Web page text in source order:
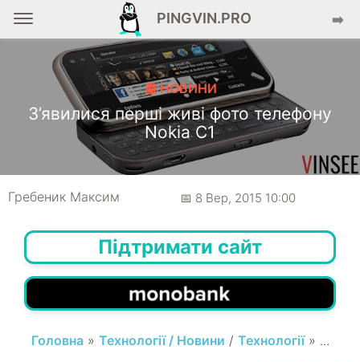
PINGVIN.PRO ➡️
📰 НОВИНИ
З’явилися перші живі фото телефону
Nokia C1
Гребеник Максим 📅 8 Вер, 2015 10:00
Підтримати сайт
Головна» Технології / Новини / Технології» ...